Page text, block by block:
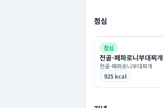
점심
점심
전골-페파로니부대찌개
전골-페파로니부대찌개
925 kcal